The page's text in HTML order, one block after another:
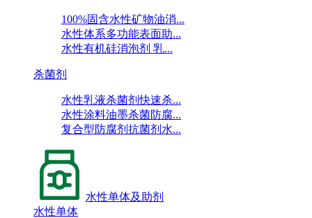
100%固含水性矿物油消...
水性体系多功能表面助...
水性有机硅消泡剂 乳...
杀菌剂
水性乳液杀菌剂快速杀...
水性涂料油墨杀菌防腐...
复合型防腐剂抗菌剂水...
水性单体及助剂
水性单体